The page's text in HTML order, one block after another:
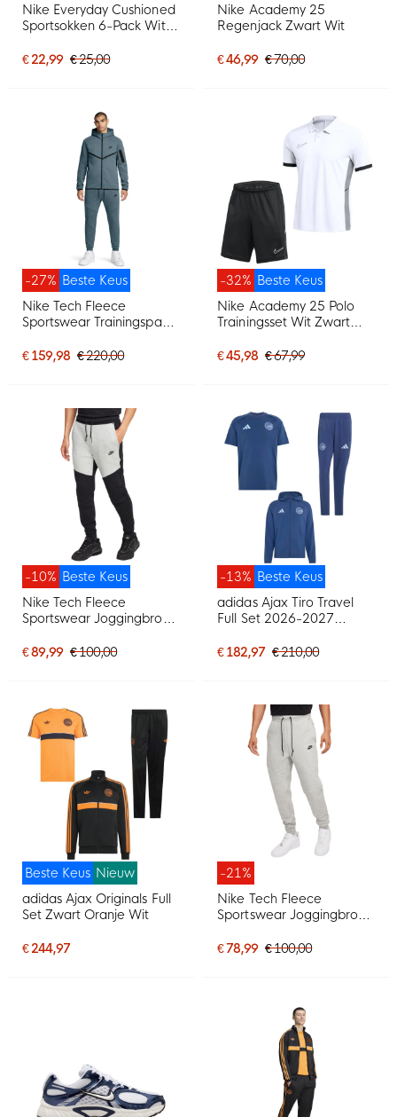
Nike Everyday Cushioned
Sportsokken 6-Pack Wit
€ 22,99 € 25,00
Nike Academy 25
Regenjack Zwart Wit
€ 46,99 € 70,00
Beste Keus
-27%
Nike Tech Fleece
Sportswear Trainingspak
€ 159,98 € 220,00
Beste Keus
-32%
Nike Academy 25 Polo
Trainingsset Wit Zwart
€ 45,98 € 67,99
Beste Keus
-10%
Nike Tech Fleece
Sportswear Joggingbroek
€ 89,99 € 100,00
Beste Keus
-13%
adidas Ajax Tiro Travel
Full Set 2026-2027
€ 182,97 € 210,00
Beste Keus Nieuw
adidas Ajax Originals Full
Set Zwart Oranje Wit
€ 244,97
-21%
Nike Tech Fleece
Sportswear Joggingbroek
€ 78,99 € 100,00